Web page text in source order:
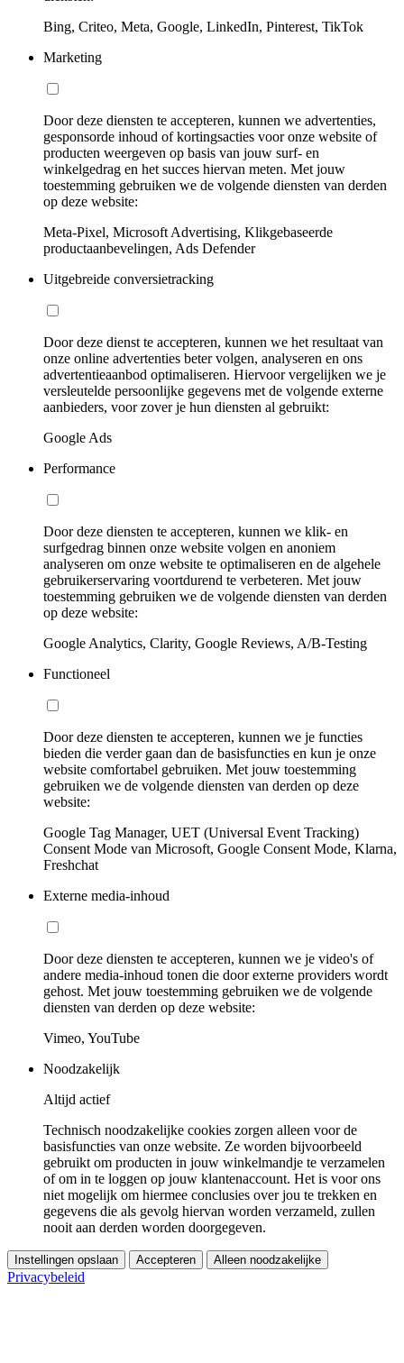
Bing, Criteo, Meta, Google, LinkedIn, Pinterest, TikTok
Marketing
Door deze diensten te accepteren, kunnen we advertenties,
gesponsorde inhoud of kortingsacties voor onze website of
producten weergeven op basis van jouw surf- en
winkelgedrag en het succes hiervan meten. Met jouw
toestemming gebruiken we de volgende diensten van derden
op deze website:
Meta-Pixel, Microsoft Advertising, Klikgebaseerde
productaanbevelingen, Ads Defender
Uitgebreide conversietracking
Door deze dienst te accepteren, kunnen we het resultaat van
onze online advertenties beter volgen, analyseren en ons
advertentieaanbod optimaliseren. Hiervoor vergelijken we je
versleutelde persoonlijke gegevens met de volgende externe
aanbieders, voor zover je hun diensten al gebruikt:
Google Ads
Performance
Door deze diensten te accepteren, kunnen we klik- en
surfgedrag binnen onze website volgen en anoniem
analyseren om onze website te optimaliseren en de algehele
gebruikerservaring voortdurend te verbeteren. Met jouw
toestemming gebruiken we de volgende diensten van derden
op deze website:
Google Analytics, Clarity, Google Reviews, A/B-Testing
Functioneel
Door deze diensten te accepteren, kunnen we je functies
bieden die verder gaan dan de basisfuncties en kun je onze
website comfortabel gebruiken. Met jouw toestemming
gebruiken we de volgende diensten van derden op deze
website:
Google Tag Manager, UET (Universal Event Tracking)
Consent Mode van Microsoft, Google Consent Mode, Klarna,
Freshchat
Externe media-inhoud
Door deze diensten te accepteren, kunnen we je video's of
andere media-inhoud tonen die door externe providers wordt
gehost. Met jouw toestemming gebruiken we de volgende
diensten van derden op deze website:
Vimeo, YouTube
Noodzakelijk
Altijd actief
Technisch noodzakelijke cookies zorgen alleen voor de
basisfuncties van onze website. Ze worden bijvoorbeeld
gebruikt om producten in jouw winkelmandje te verzamelen
of om in te loggen op jouw klantenaccount. Het is voor ons
niet mogelijk om hiermee conclusies over jou te trekken en
gegevens die als gevolg hiervan worden verzameld, zullen
nooit aan derden worden doorgegeven.
Instellingen opslaan Accepteren Alleen noodzakelijke
Privacybeleid